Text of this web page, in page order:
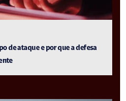
de ataque e por que a defesa